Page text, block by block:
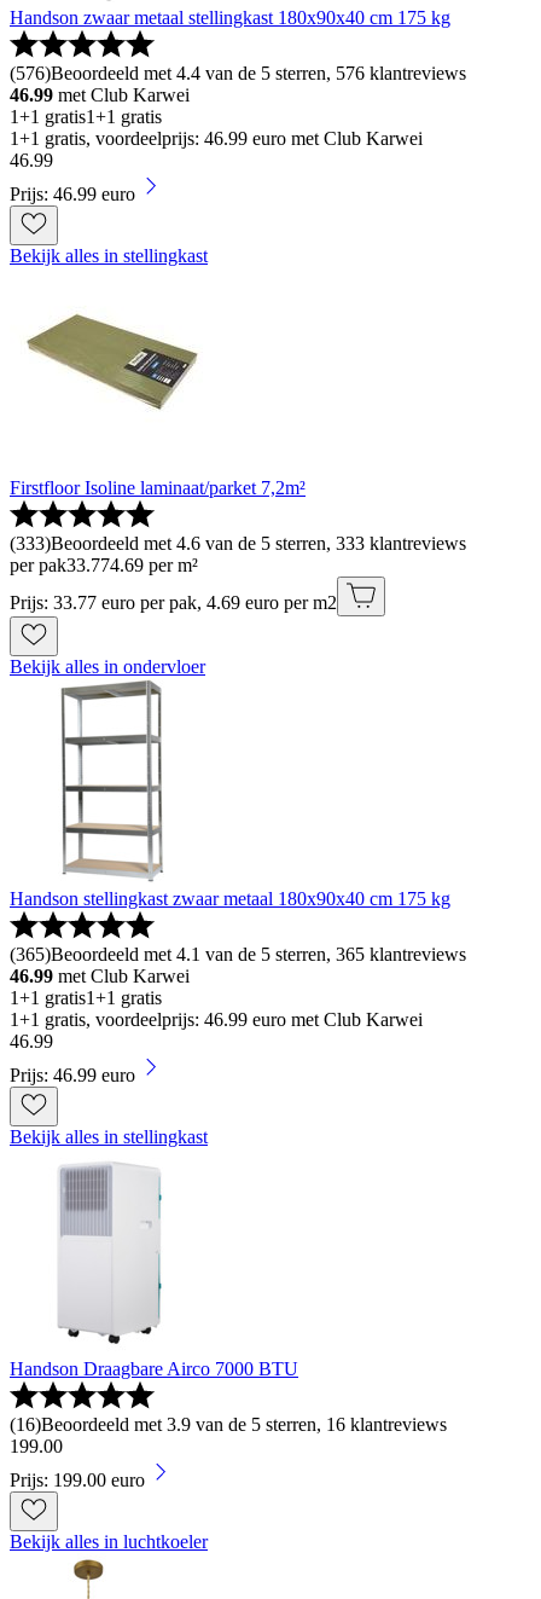
Handson zwaar metaal stellingkast 180x90x40 cm 175 kg
(576)Beoordeeld met 4.4 van de 5 sterren, 576 klantreviews
46.99 met Club Karwei
1+1 gratis1+1 gratis
1+1 gratis, voordeelprijs: 46.99 euro met Club Karwei
46.99
Prijs: 46.99 euro
Bekijk alles in stellingkast
Firstfloor Isoline laminaat/parket 7,2m²
(333)Beoordeeld met 4.6 van de 5 sterren, 333 klantreviews
per pak33.774.69 per m²
Prijs: 33.77 euro per pak, 4.69 euro per m2
Bekijk alles in ondervloer
Handson stellingkast zwaar metaal 180x90x40 cm 175 kg
(365)Beoordeeld met 4.1 van de 5 sterren, 365 klantreviews
46.99 met Club Karwei
1+1 gratis1+1 gratis
1+1 gratis, voordeelprijs: 46.99 euro met Club Karwei
46.99
Prijs: 46.99 euro
Bekijk alles in stellingkast
Handson Draagbare Airco 7000 BTU
(16)Beoordeeld met 3.9 van de 5 sterren, 16 klantreviews
199.00
Prijs: 199.00 euro
Bekijk alles in luchtkoeler